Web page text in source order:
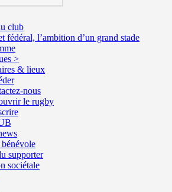
club
fédéral, l’ambition d’un grand stade
>
& lieux
nous
le rugby
supporter
sociétale